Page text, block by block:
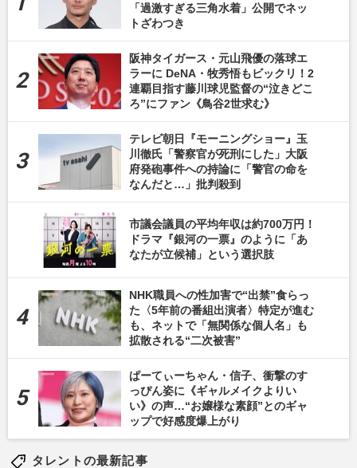
「過激すぎる三角水着」公開でネッ
トざわつき
阪神タイガース・元山飛優の落球エ
ラーに DeNA・牧秀悟もビックリ！2
連覇目指す藤川球児監督の“泣きどこ
ろ”にファン《鳥谷2世求む》
テレビ朝日『モーニングショー』玉
川徹氏「警察官が死刑にした」大阪
府発砲事件への持論に「警官の命を
なんだと…」批判殺到
市議会議員の平均年収は約700万円！
ドラマ『銀河の一票』のように「あ
なたが立候補」という選択肢
NHK職員への性加害で“出禁”食らっ
た〈5年前の番組出演者〉特定が進む
も、ネットで「無関係な個人名」も
拡散される“二次被害”
ぱーてぃーちゃん・信子、衝撃のす
っぴん姿に《ギャルメイクよりい
い》の声…“お嬢様な素顔”とのギャ
ップで好感度爆上がり
タレントの最新記事